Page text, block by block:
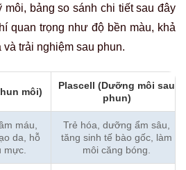
môi, bảng so sánh chi tiết sau đây
quan trọng như độ bền màu, khả
trải nghiệm sau phun.
môi)
Plascell (Dưỡng môi sau
phun)
máu,
da, hỗ
mực.
Trẻ hóa, dưỡng ẩm sâu,
tăng sinh tế bào gốc, làm
môi căng bóng.